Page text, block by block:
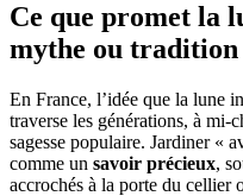
Ce que promet la
mythe ou tradition
En France, l’idée que la lune
traverse les générations, à mi-
sagesse populaire. Jardiner «
comme un savoir précieux,
accrochés à la porte du cellier